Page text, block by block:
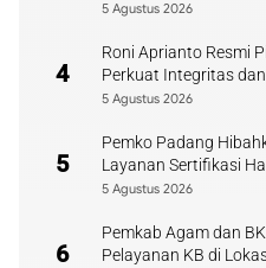
5 Agustus 2026
4
Roni Aprianto Resmi
Perkuat Integritas
5 Agustus 2026
5
Pemko Padang
Layanan Sertifikasi
5 Agustus 2026
6
Pemkab Agam dan
Pelayanan KB di